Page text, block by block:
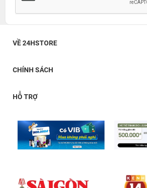
VỀ 24HSTORE
CHÍNH SÁCH
HỖ TRỢ